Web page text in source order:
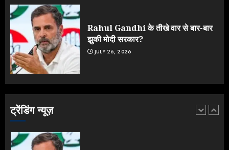
Rahul Gandhi के तीखे वार से बार-बार
झुकी मोदी सरकार?
JULY 26, 2026
ट्रेंडिंग न्यूज़
5
JULY 19, 2026
1
उड़ाए करोड़ों, टूट गया मोदी का रिकॉर्ड !